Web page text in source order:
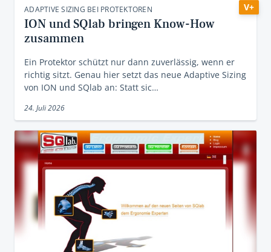
V+
ADAPTIVE SIZING BEI PROTEKTOREN
ION und SQlab bringen Know-How
zusammen
Ein Protektor schützt nur dann zuverlässig, wenn er
richtig sitzt. Genau hier setzt das neue Adaptive Sizing
von ION und SQlab an: Statt sic…
24. Juli 2026